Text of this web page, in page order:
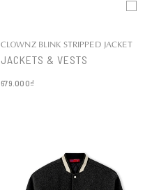
CLOWNZ BLINK STRIPPED JACKET
JACKETS & VESTS
679.000₫